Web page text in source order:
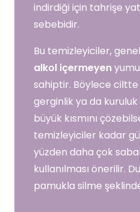
indirdiği için tahrişe
sebebidir.
Bu temizleyiciler,
alkol içermeyen
sahiptir. Böylece
gerginlik ya da kuruluk
büyük kısmını
temizleyiciler kadar
yüzden daha çok
kullanılması önerilir.
pamukla silme